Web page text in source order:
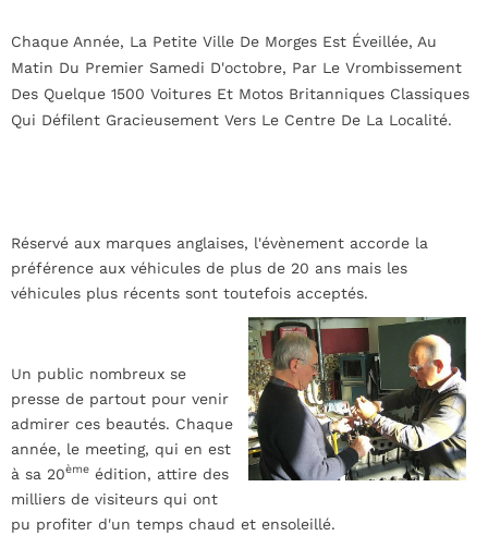
Chaque Année, La Petite Ville De Morges Est Éveillée, Au
Matin Du Premier Samedi D'octobre, Par Le Vrombissement
Des Quelque 1500 Voitures Et Motos Britanniques Classiques
Qui Défilent Gracieusement Vers Le Centre De La Localité.
Réservé aux marques anglaises, l'évènement accorde la
préférence aux véhicules de plus de 20 ans mais les
véhicules plus récents sont toutefois acceptés.
Un public nombreux se
presse de partout pour venir
admirer ces beautés. Chaque
année, le meeting, qui en est
à sa 20ème édition, attire des
milliers de visiteurs qui ont
pu profiter d'un temps chaud et ensoleillé.